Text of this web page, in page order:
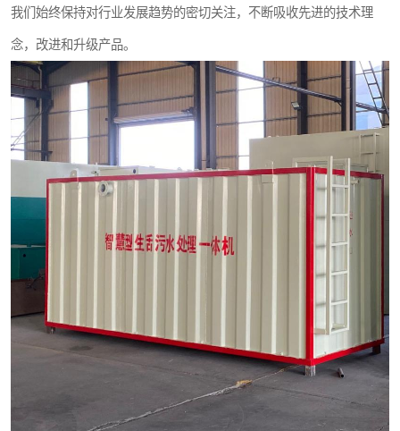
我们始终保持对行业发展趋势的密切关注，不断吸收先进的技术理
念，改进和升级产品。